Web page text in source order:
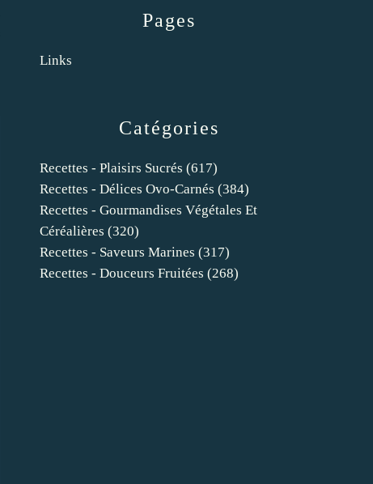
Catégories
Recettes - Plaisirs Sucrés (617)
Recettes - Délices Ovo-Carnés (384)
Recettes - Gourmandises Végétales Et
Céréalières (320)
Recettes - Saveurs Marines (317)
Recettes - Douceurs Fruitées (268)
Pages
Links